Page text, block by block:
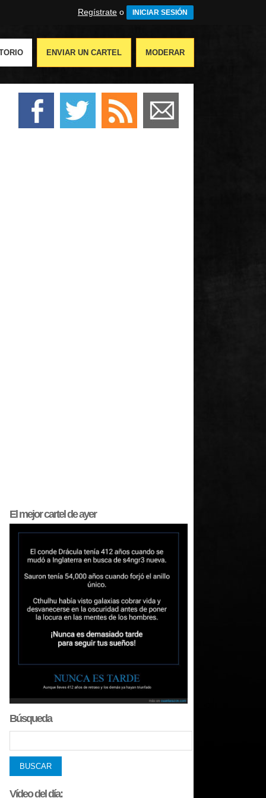
Regístrate o INICIAR SESIÓN
ENVIAR UN CARTEL MODERAR
El mejorcartel de ayer
Búsqueda
Vídeo del día: